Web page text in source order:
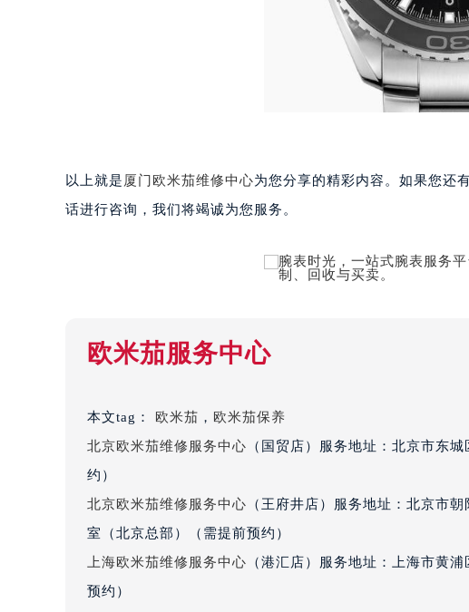
沈阳市沈河区中街路137号亨得利名表服务中
沈阳市沈河区中街路83号亨得利名表服务中心
乌鲁木齐市天山区红山路26号时代广场（
温州市鹿城区锦绣路1067号置信广场10层1015
哈尔滨市道里区友谊西路600号富力中心T2座
东莞市东城街道鸿福东路1号民盈国贸中心T1
无锡市梁溪区人民中路139号恒隆广场写字楼1
苏州市苏州工业园区星港街199号苏州中心办
合肥市蜀山区潜山路111号万象城华润大厦B座
泉州市丰泽区宝洲路729号浦西万达中心写字
烟台市芝罘区胜利路139号万达金融中心A座
长春市朝阳区西安大路727号中银大厦A座(旺
昆明市盘龙区北京路928号同德昆明广场写字
海口市龙华区金贸东路5号海口华润大厦B座
以上就是 厦门欧米茄维修中心为您分享的精彩内容。如果您还
话进行咨询，我们将竭诚为您服务。
欧米茄服务中心
本文tag： 欧米茄 ， 欧米茄保养
北京欧米茄维修服务中心 （国贸店）服务地址：北京市东
约）
北京欧米茄维修服务中心 （王府井店）服务地址：北京市
室（北京总部）（需提前预约）
上海欧米茄维修服务中心 （港汇店）服务地址：上海市黄
预约）